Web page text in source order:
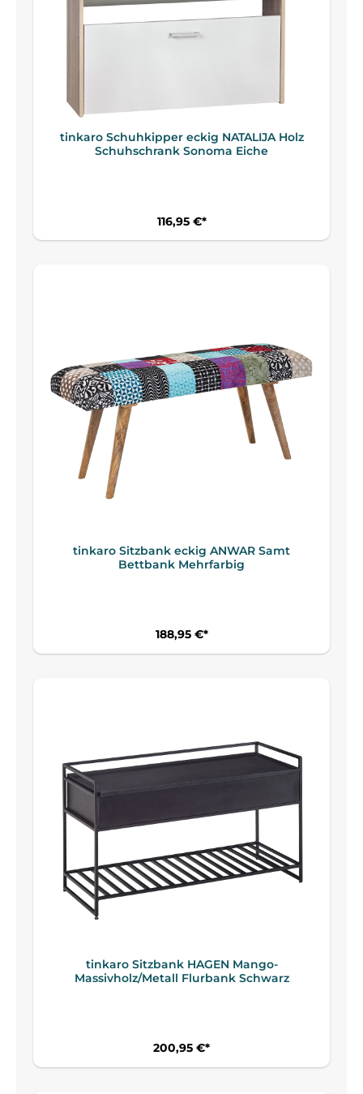
tinkaro Schuhkipper eckig NATALIJA Holz
Schuhschrank Sonoma Eiche
116,95 €*
tinkaro Sitzbank eckig ANWAR Samt
Bettbank Mehrfarbig
188,95 €*
tinkaro Sitzbank HAGEN Mango-
Massivholz/Metall Flurbank Schwarz
200,95 €*